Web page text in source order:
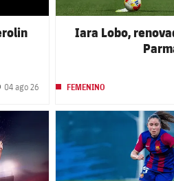
Fecha de publicación
04 ago 26
Iara Lobo,
FEMENINO
FC Barcelona club badge